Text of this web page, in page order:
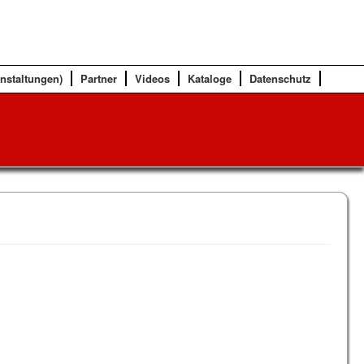
Partner Videos Kataloge Datenschutz